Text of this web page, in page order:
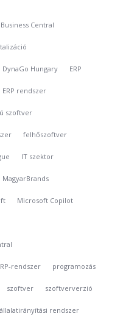
Business Central
DynaGo Hungary ERP
rendszer
szoftver
felhőszoftver
IT szektor
MagyarBrands
Microsoft Copilot
rendszer programozás
szoftver szoftververzió
rendszer